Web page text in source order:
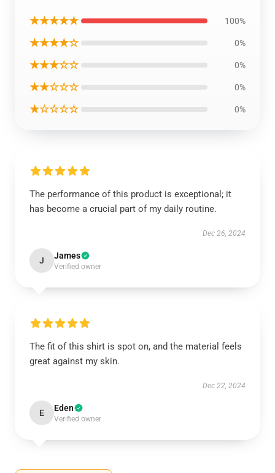
★★★★★ 100%
★★★★☆ 0%
★★★☆☆ 0%
★★☆☆☆ 0%
★☆☆☆☆ 0%
The performance of this product is exceptional; it
has become a crucial part of my daily routine.
Dec 26, 2024
J James
Verified owner
The fit of this shirt is spot on, and the material feels
great against my skin.
Dec 22, 2024
E Eden
Verified owner